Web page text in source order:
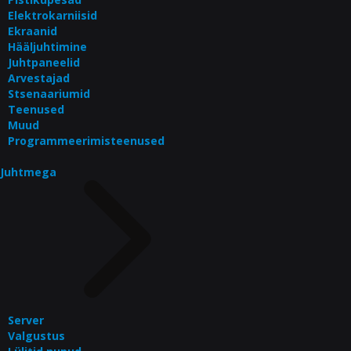
Elektrokarniisid
Ekraanid
Hääljuhtimine
Juhtpaneelid
Arvestajad
Stsenaariumid
Teenused
Muud
Programmeerimisteenused
Juhtmega
Server
Valgustus